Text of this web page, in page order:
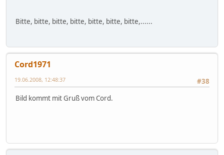
Bitte, bitte, bitte, bitte, bitte, bitte, bitte,......
Cord1971
#38
19.06.2008, 12:48:37
Bild kommt mit Gruß vom Cord.